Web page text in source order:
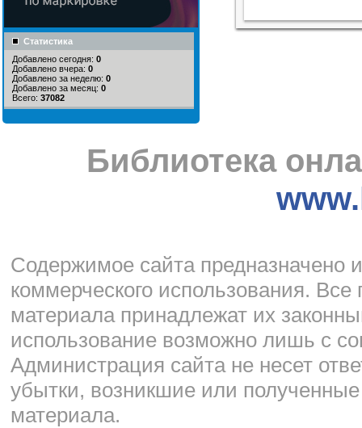
Статистика
Добавлено сегодня: 0
Добавлено вчера: 0
Добавлено за неделю: 0
Добавлено за месяц: 0
Всего: 37082
Библиотека
Cодержимое сайта предназначено
коммерческого использования.
материала принадлежат их
использование возможно лишь с
Администрация сайта не несет
убытки, возникшие или
материала.